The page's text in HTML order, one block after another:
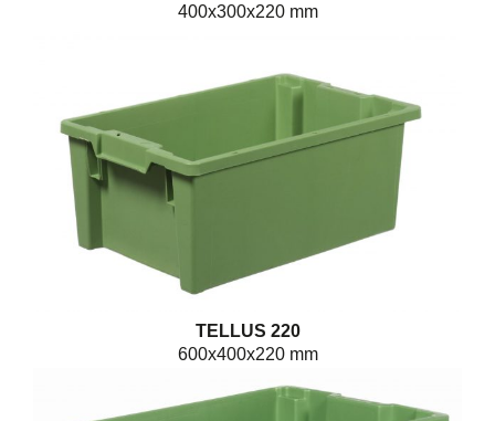
400x300x220 mm
TELLUS 220
600x400x220 mm